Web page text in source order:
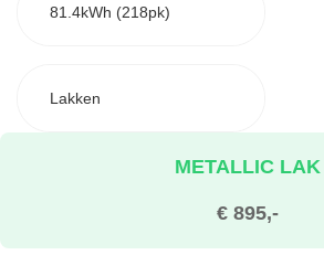
81.4kWh (218pk)
Lakken
€ 895,-
METALLIC LAK